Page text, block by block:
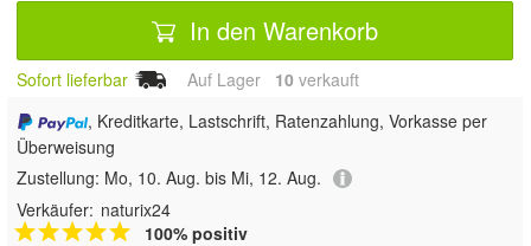
In den Warenkorb
Sofort lieferbar Auf Lager 10 verkauft
, Kreditkarte, Lastschrift, Ratenzahlung, Vorkasse per
Überweisung
Zustellung: Mo, 10. Aug. bis Mi, 12. Aug.
Verkäufer: naturix24
100% positiv